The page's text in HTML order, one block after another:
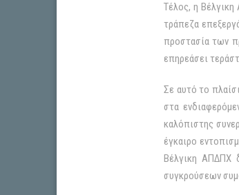
Τέλος, η
τράπεζα
προστασία των
επηρεάσει
Σε αυτό το
στα
καλόπιστης
έγκαιρο
Βέλγικη ΑΠΔΠΧ
συγκρούσεων